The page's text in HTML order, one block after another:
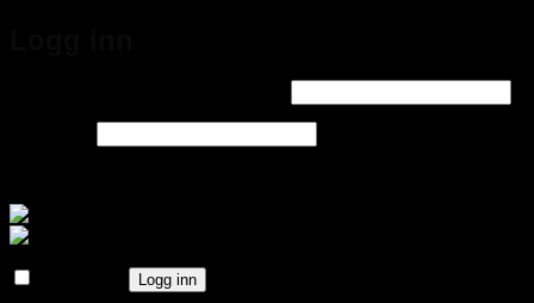
Logg inn